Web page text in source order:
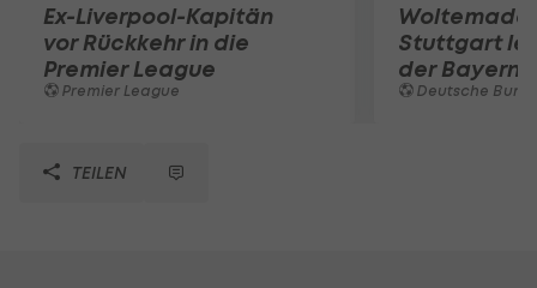
Ex-Liverpool-Kapitän
vor Rückkehr in die
Premier League
Premier League
Stuttgart
der Bayern
Deutsche
TEILEN